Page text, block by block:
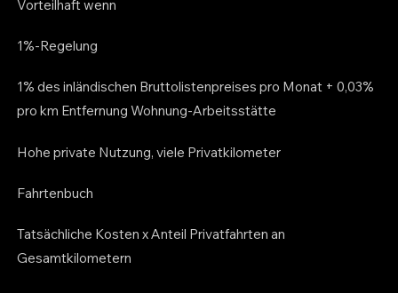
Vorteilhaft wenn
1%-Regelung
1% des inländischen Bruttolistenpreises pro Monat + 0,03%
pro km Entfernung Wohnung-Arbeitsstätte
Hohe private Nutzung, viele Privatkilometer
Fahrtenbuch
Tatsächliche Kosten x Anteil Privatfahrten an
Gesamtkilometern